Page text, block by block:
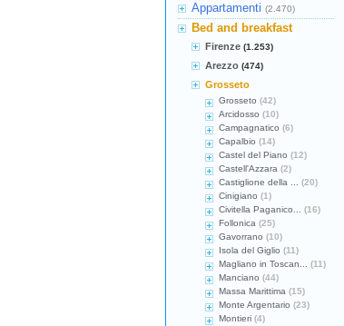
Appartamenti (2.470)
Bed and breakfast
Firenze (1.253)
Arezzo (474)
Grosseto
Grosseto (42)
Arcidosso (10)
Campagnatico (6)
Capalbio (14)
Castel del Piano (12)
Castell'Azzara (2)
Castiglione della ...
(20)
Cinigiano (1)
Civitella Paganico...
(16)
Follonica (25)
Gavorrano (10)
Isola del Giglio (11)
Magliano in Toscan...
(11)
Manciano (44)
Massa Marittima (15)
Monte Argentario (23)
Montieri (4)